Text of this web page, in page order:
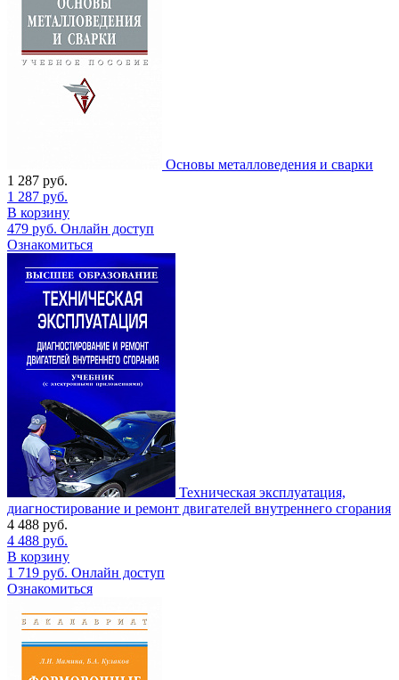
Основы металловедения и сварки
1 287 руб.
1 287 руб.
В корзину
479 руб. Онлайн доступ
Ознакомиться
Техническая эксплуатация,
диагностирование и ремонт двигателей внутреннего сгорания
4 488 руб.
4 488 руб.
В корзину
1 719 руб. Онлайн доступ
Ознакомиться